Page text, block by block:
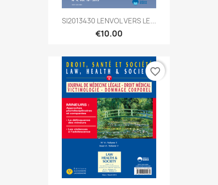
SI2013430 LENVOL VERS LE...
€10.00
favorite_border